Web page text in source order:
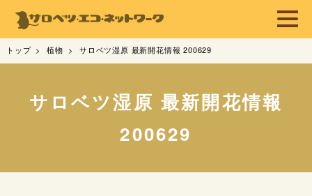
トップ 植物 サロベツ湿原 最新開花情報 200629
サロベツ湿原 最新開花情報
200629